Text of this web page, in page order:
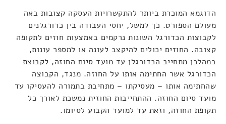
הדוגמא המוכרת ביותר להתקשרויות העסקה קצובות באה
מעולם הספורט. כך למשל, יחסי העבודה בין כדורגלנים
לקבוצות הכדורגל השונות נרקמים באמצעות חוזים לתקופה
קצובה. החוזים יכולים להיקצב לעונה או למספר עונות,
במהלכן מתחייב הכדורגלן עד מועד סיום החוזה, לקבוצת
הכדורגל אשר החתימה אותו על החוזה. מנגד, הקבוצה
שהחתימה אותו – מעסיקתו – מתחיבת בתמורה להעסיקו עד
מועד סיום החוזה. ההתחייבות החוזית נמשכת לאורך כל
תקופת החוזה, וזאת עד למועד הקבוע לסיומו.